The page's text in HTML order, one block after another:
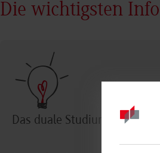
Die wichtigsten
Das duale Studium im